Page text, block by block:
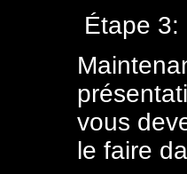
Étape 3:
vous
le faire